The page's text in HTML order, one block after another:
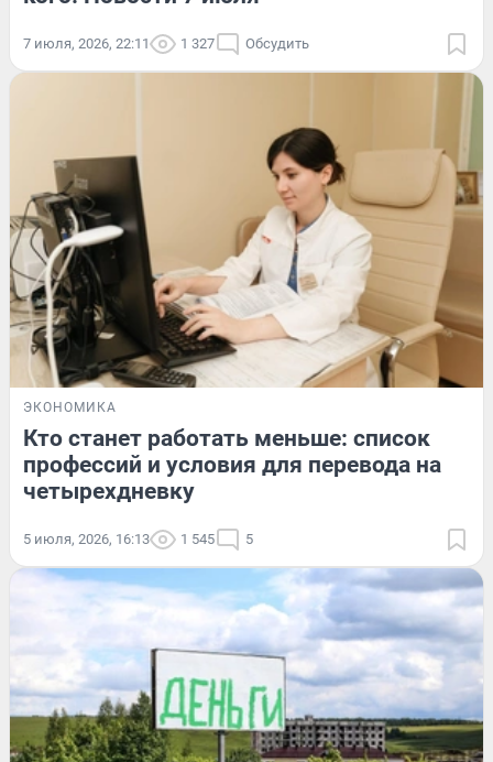
7 июля, 2026, 22:11 1 327 Обсудить
ЭКОНОМИКА
Кто станет работать меньше: список
профессий и условия для перевода на
четырехдневку
5 июля, 2026, 16:13 1 545 5